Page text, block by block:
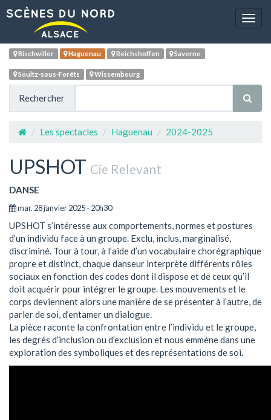
Bischwiller Haguenau Reichshoffen Saverne
Soultz-sous-Forêts Wissembourg
Rechercher
Les spectacles Haguenau 2024-2025
UPSHOT Cie Relevant
DANSE
mar. 28 janvier 2025 - 20h30
UPSHOT s’intéresse aux comportements, normes et postures
d’un individu face à un groupe. Exclu, inclus, marginalisé,
discriminé. Tour à tour, à l’aide d’un vocabulaire chorégraphique
propre et distinct, chaque danseur interprète différents rôles
sociaux en fonction des codes dont il dispose et de ceux qu’il
doit acquérir pour intégrer le groupe. Les mouvements et le
corps deviennent alors une manière de se présenter à l’autre, de
parler de soi, d’entamer un dialogue.
La pièce raconte la confrontation entre l’individu et le groupe,
les degrés d’inclusion ou d’exclusion et nous emmène dans une
exploration des symboliques et des représentations de soi.